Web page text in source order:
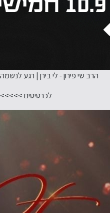
הרב שי פירון - לי בירן | רגע לנשמה
לכרטיסים >>>>>